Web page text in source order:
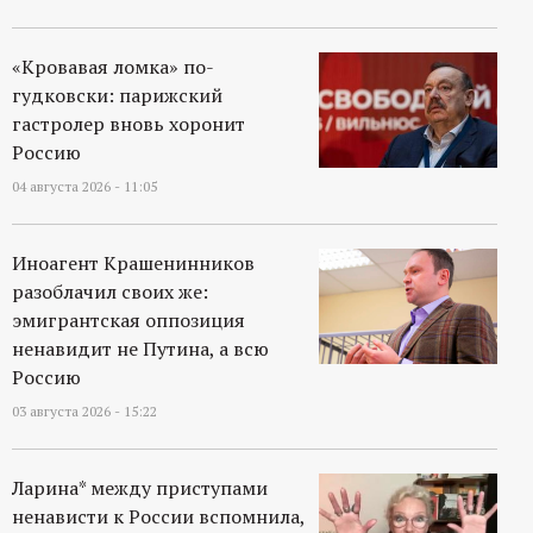
«Кровавая ломка» по-
гудковски: парижский
гастролер вновь хоронит
Россию
04 августа 2026 - 11:05
Иноагент Крашенинников
разоблачил своих же:
эмигрантская оппозиция
ненавидит не Путина, а всю
Россию
03 августа 2026 - 15:22
Ларина* между приступами
ненависти к России вспомнила,